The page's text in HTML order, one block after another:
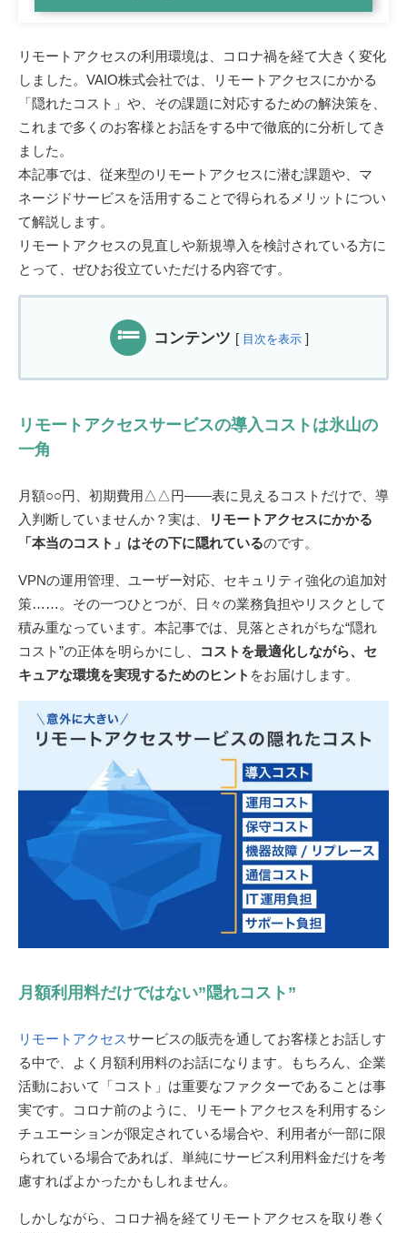
リモートアクセスの利用環境は、コロナ禍を経て大きく変化
しました。VAIO株式会社では、リモートアクセスにかかる
「隠れたコスト」や、その課題に対応するための解決策を、
これまで多くのお客様とお話をする中で徹底的に分析してき
ました。
本記事では、従来型のリモートアクセスに潜む課題や、マ
ネージドサービスを活用することで得られるメリットについ
て解説します。
リモートアクセスの見直しや新規導入を検討されている方に
とって、ぜひお役立ていただける内容です。
コンテンツ [ 目次を表示 ]
リモートアクセスサービスの導入コストは氷山の
一角
月額○○円、初期費用△△円――表に見えるコストだけで、導
入判断していませんか？実は、
リモートアクセスにかかる
「本当のコスト」はその下に隠れているのです。
VPNの運用管理、ユーザー対応、セキュリティ強化の追加対
策……。その一つひとつが、日々の業務負担やリスクとして
積み重なっています。本記事では、見落とされがちな“隠れ
コスト”の正体を明らかにし、
コストを最適化しながら、セ
キュアな環境を実現するためのヒント をお届けします。
月額利用料だけではない”隠れコスト”
リモートアクセスサービスの販売を通してお客様とお話しす
る中で、よく月額利用料のお話になります。もちろん、企業
活動において「コスト」は重要なファクターであることは事
実です。コロナ前のように、リモートアクセスを利用するシ
チュエーションが限定されている場合や、利用者が一部に限
られている場合であれば、単純にサービス利用料金だけを考
慮すればよかったかもしれません。
しかしながら、コロナ禍を経てリモートアクセスを取り巻く